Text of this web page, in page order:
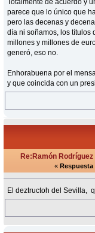
Totalmente de acuerdo y
parece que lo único que
pero las decenas y
día ni soñamos, los títulos
millones y millones de
generó, eso no.
Enhorabuena por el
y que coincida con un
Re:Ramón
« Respuesta
El deztructoh del Sevilla,